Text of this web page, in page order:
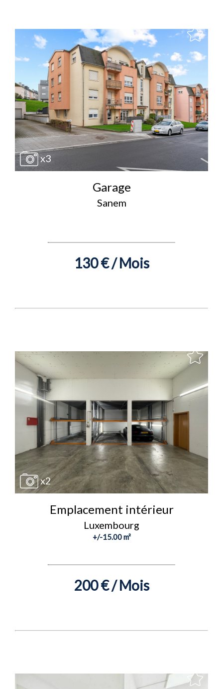
x3
Garage
Sanem
130 € / Mois
x2
Emplacement intérieur
Luxembourg
+/-15.00 m²
200 € / Mois